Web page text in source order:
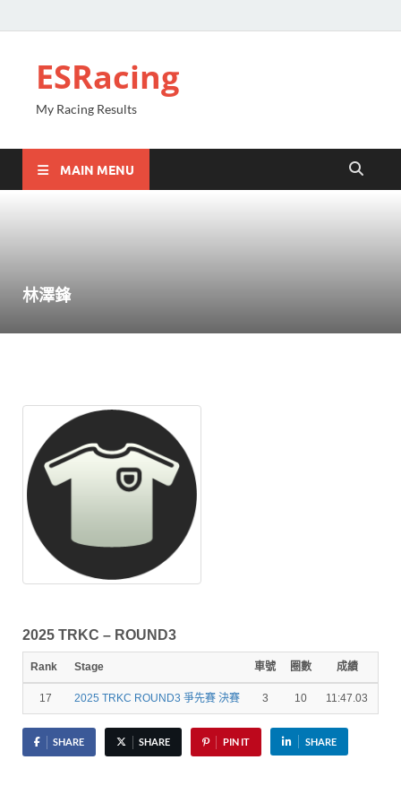
ESRacing
My Racing Results
MAIN MENU
林澤鋒
2025 TRKC – ROUND3
Rank Stage 車號 圈數 成績
17 2025 TRKC ROUND3 爭先賽 決賽 3 10 11:47.03
SHARE SHARE PIN IT SHARE